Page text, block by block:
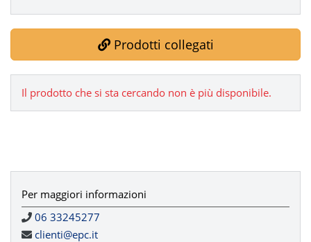
Prodotti collegati
Il prodotto che si sta cercando non è più disponibile.
Per maggiori informazioni
06 33245277
clienti@epc.it